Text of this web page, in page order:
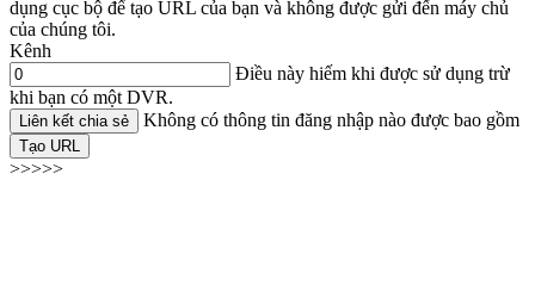
dụng cục bộ để tạo URL của bạn và không được gửi đến máy chủ
của chúng tôi.
Kênh
Điều này hiếm khi được sử dụng trừ
khi bạn có một DVR.
Liên kết chia sẻ Không có thông tin đăng nhập nào được bao gồm
Tạo URL
>>>>>